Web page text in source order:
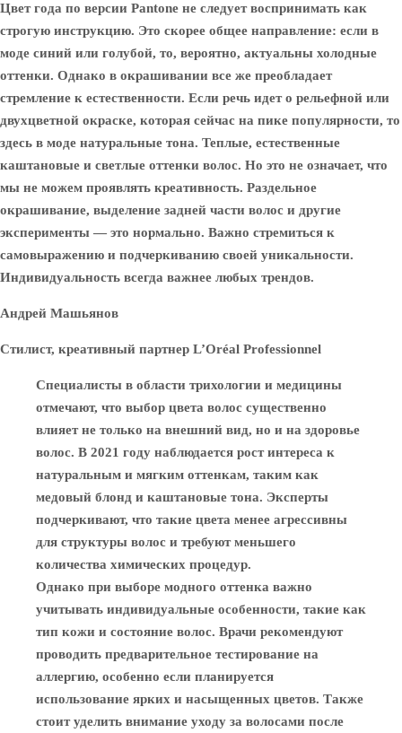
Цвет года по версии Pantone не следует воспринимать как
строгую инструкцию. Это скорее общее направление: если в
моде синий или голубой, то, вероятно, актуальны холодные
оттенки. Однако в окрашивании все же преобладает
стремление к естественности. Если речь идет о рельефной или
двухцветной окраске, которая сейчас на пике популярности, то
здесь в моде натуральные тона. Теплые, естественные
каштановые и светлые оттенки волос. Но это не означает, что
мы не можем проявлять креативность. Раздельное
окрашивание, выделение задней части волос и другие
эксперименты — это нормально. Важно стремиться к
самовыражению и подчеркиванию своей уникальности.
Индивидуальность всегда важнее любых трендов.
Андрей Машьянов
Стилист, креативный партнер L’Oréal Professionnel
Специалисты в области трихологии и медицины
отмечают, что выбор цвета волос существенно
влияет не только на внешний вид, но и на здоровье
волос. В 2021 году наблюдается рост интереса к
натуральным и мягким оттенкам, таким как
медовый блонд и каштановые тона. Эксперты
подчеркивают, что такие цвета менее агрессивны
для структуры волос и требуют меньшего
количества химических процедур.
Однако при выборе модного оттенка важно
учитывать индивидуальные особенности, такие как
тип кожи и состояние волос. Врачи рекомендуют
проводить предварительное тестирование на
аллергию, особенно если планируется
использование ярких и насыщенных цветов. Также
стоит уделить внимание уходу за волосами после